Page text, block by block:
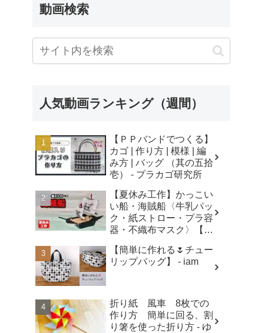
動画検索
人気動画ランキング（週間）
【ＰＰバンドでつくる】
カゴ | 作り方 | 模様 | 編
み方 | バッグ （其の五拾
壱） - プラカゴ研究所
【夏休み工作】かっこい
い船・海賊船〈牛乳パッ
ク・紙ストロー・プラ容
器・不織布マスク〉【自
作・廃材手作りおもちゃ
- ちゃんねるできたくん
【簡単に作れる🌷チュー
リップバッグ】 - iam
折り紙 風車 8枚での
作り方 簡単に回る、割
り箸を使った折り方 - ゆ